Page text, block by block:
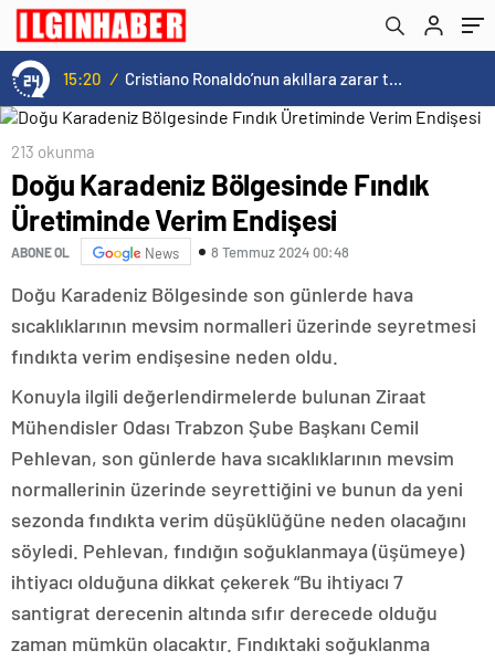
15:20 / Cristiano Ronaldo’nun akıllara zarar tüm kariyerinin istatistiğini çıkardık !
213 okunma
Doğu Karadeniz Bölgesinde Fındık
Üretiminde Verim Endişesi
ABONE OL News 8 Temmuz 2024 00:48
Doğu Karadeniz Bölgesinde son günlerde hava
sıcaklıklarının mevsim normalleri üzerinde seyretmesi
fındıkta verim endişesine neden oldu.
Konuyla ilgili değerlendirmelerde bulunan Ziraat
Mühendisler Odası Trabzon Şube Başkanı Cemil
Pehlevan, son günlerde hava sıcaklıklarının mevsim
normallerinin üzerinde seyrettiğini ve bunun da yeni
sezonda fındıkta verim düşüklüğüne neden olacağını
söyledi. Pehlevan, fındığın soğuklanmaya (üşümeye)
ihtiyacı olduğuna dikkat çekerek “Bu ihtiyacı 7
santigrat derecenin altında sıfır derecede olduğu
zaman mümkün olacaktır. Fındıktaki soğuklanma